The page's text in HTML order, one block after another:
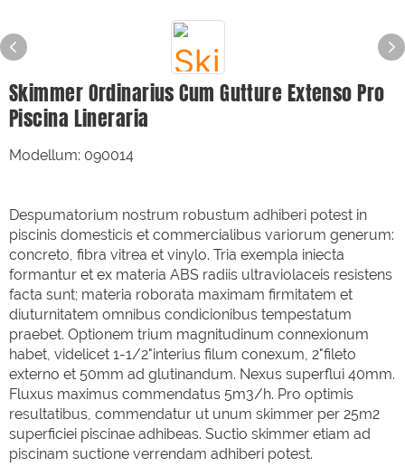
Skimmer Ordinarius Cum Gutture Extenso Pro
Piscina Lineraria
Modellum: 090014
Despumatorium nostrum robustum adhiberi potest in
piscinis domesticis et commercialibus variorum generum:
concreto, fibra vitrea et vinylo. Tria exempla iniecta
formantur et ex materia ABS radiis ultraviolaceis resistens
facta sunt; materia roborata maximam firmitatem et
diuturnitatem omnibus condicionibus tempestatum
praebet. Optionem trium magnitudinum connexionum
habet, videlicet 1-1/2"interius filum conexum, 2"fileto
externo et 50mm ad glutinandum. Nexus superflui 40mm.
Fluxus maximus commendatus 5m3/h. Pro optimis
resultatibus, commendatur ut unum skimmer per 25m2
superficiei piscinae adhibeas. Suctio skimmer etiam ad
piscinam suctione verrendam adhiberi potest.